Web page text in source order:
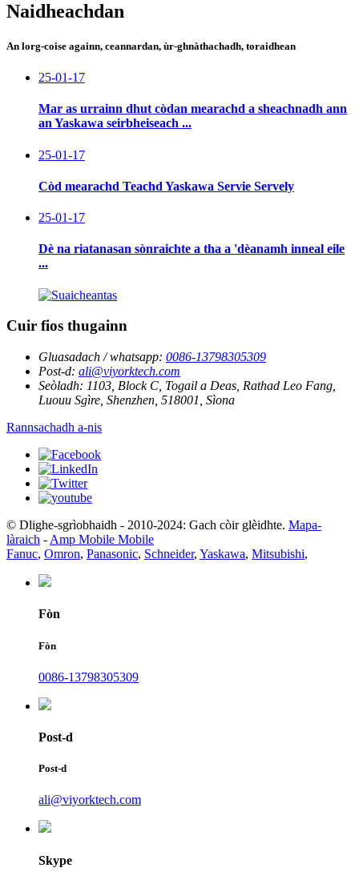
Naidheachdan
An lorg-coise againn, ceannardan, ùr-ghnàthachadh, toraidhean
25-01-17
Mar as urrainn dhut còdan mearachd a sheachnadh ann
an Yaskawa seirbheiseach ...
25-01-17
Còd mearachd Teachd Yaskawa Servie Servely
25-01-17
Dè na riatanasan sònraichte a tha a 'dèanamh inneal eile
...
Cuir fios thugainn
Gluasadach / whatsapp: 0086-13798305309
Post-d: ali@viyorktech.com
Seòladh: 1103, Block C, Togail a Deas, Rathad Leo Fang,
Luouu Sgìre, Shenzhen, 518001, Sìona
Rannsachadh a-nis
© Dlighe-sgrìobhaidh - 2010-2024: Gach còir glèidhte. Mapa-
làraich - Amp Mobile Mobile
Fanuc, Omron, Panasonic, Schneider, Yaskawa, Mitsubishi,
Fòn
Fòn
0086-13798305309
Post-d
Post-d
ali@viyorktech.com
Skype